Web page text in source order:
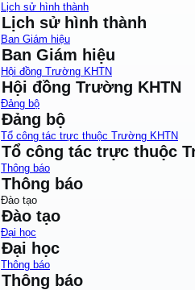
Lịch sử hình thành
Lịch sử hình thành
Ban Giám hiệu
Ban Giám hiệu
Hội đồng Trường KHTN
Hội đồng Trường KHTN
Đảng bộ
Đảng bộ
Tổ công tác trực thuộc Trường KHTN
Tổ công tác trực thuộc
Thông báo
Thông báo
Đào tạo
Đào tạo
Đại học
Đại học
Thông báo
Thông báo